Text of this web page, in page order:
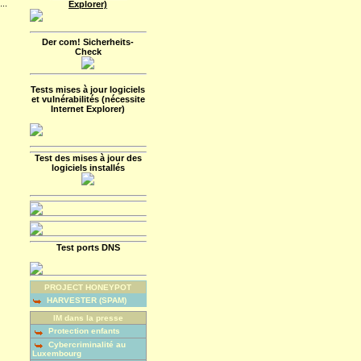
Explorer)
Der com! Sicherheits-
Check
Tests mises à jour logiciels
et vulnérabilités (nécessite
Internet Explorer)
Test des mises à jour des
logiciels installés
Test ports DNS
PROJECT HONEYPOT
HARVESTER (SPAM)
IM dans la presse
Protection enfants
Cybercriminalité au
Luxembourg